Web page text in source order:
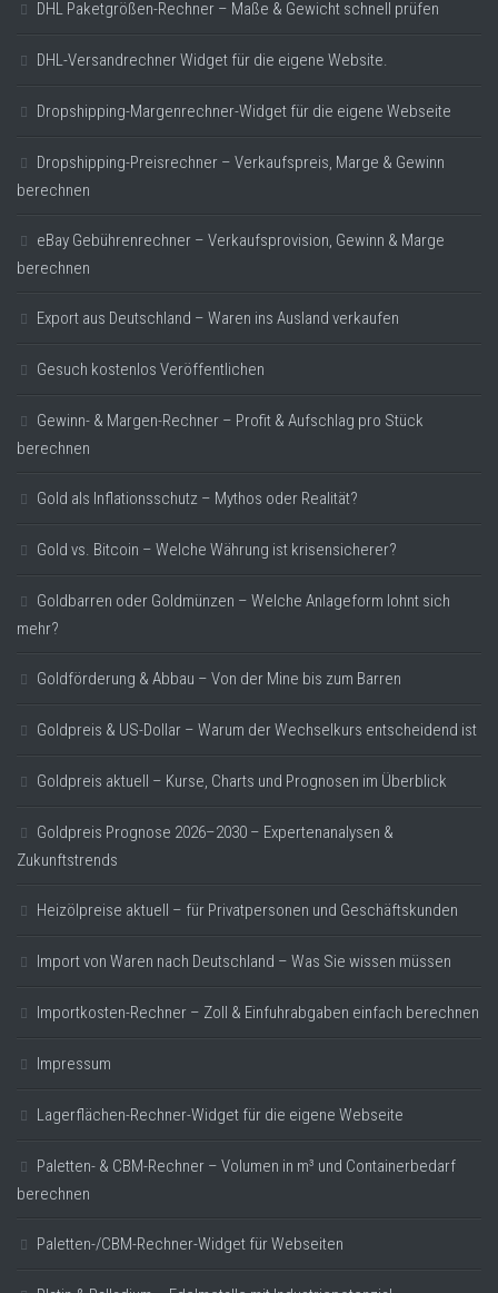
DHL Paketgrößen-Rechner – Maße & Gewicht schnell prüfen
DHL-Versandrechner Widget für die eigene Website.
Dropshipping-Margenrechner-Widget für die eigene Webseite
Dropshipping-Preisrechner – Verkaufspreis, Marge & Gewinn
berechnen
eBay Gebührenrechner – Verkaufsprovision, Gewinn & Marge
berechnen
Export aus Deutschland – Waren ins Ausland verkaufen
Gesuch kostenlos Veröffentlichen
Gewinn- & Margen-Rechner – Profit & Aufschlag pro Stück
berechnen
Gold als Inflationsschutz – Mythos oder Realität?
Gold vs. Bitcoin – Welche Währung ist krisensicherer?
Goldbarren oder Goldmünzen – Welche Anlageform lohnt sich
mehr?
Goldförderung & Abbau – Von der Mine bis zum Barren
Goldpreis & US-Dollar – Warum der Wechselkurs entscheidend ist
Goldpreis aktuell – Kurse, Charts und Prognosen im Überblick
Goldpreis Prognose 2026–2030 – Expertenanalysen &
Zukunftstrends
Heizölpreise aktuell – für Privatpersonen und Geschäftskunden
Import von Waren nach Deutschland – Was Sie wissen müssen
Importkosten-Rechner – Zoll & Einfuhrabgaben einfach berechnen
Impressum
Lagerflächen-Rechner-Widget für die eigene Webseite
Paletten- & CBM-Rechner – Volumen in m³ und Containerbedarf
berechnen
Paletten-/CBM-Rechner-Widget für Webseiten